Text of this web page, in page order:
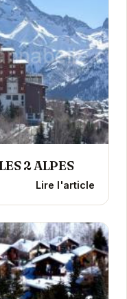
2 ALPES
Lire l'article